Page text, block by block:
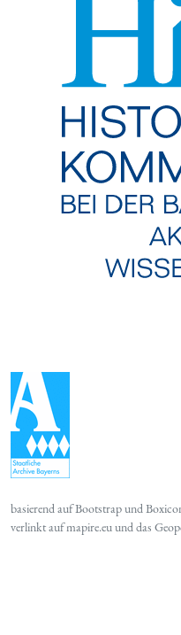
basierend aufBootstrapund
verlinkt aufmapire.euund das